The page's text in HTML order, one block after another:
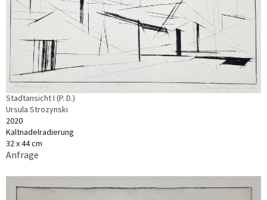
Stadtansicht I (P. D.)
Ursula Strozynski
2020
Kaltnadelradierung
32 x 44 cm
Anfrage